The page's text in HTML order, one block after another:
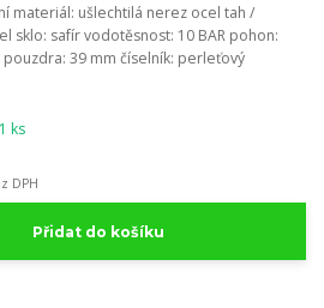
materiál: ušlechtilá nerez ocel tah /
sklo: safír vodotěsnost: 10 BAR pohon:
pouzdra: 39 mm číselník: perleťový
ks
DPH
Přidat do košíku